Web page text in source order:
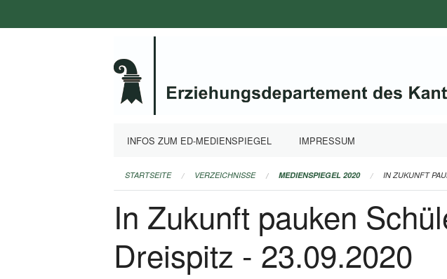
überspringen
INFOS ZUM ED-MEDIENSPIEGEL IMPRESSUM
STARTSEITE VERZEICHNISSE MEDIENSPIEGEL 2020 IN ZUKUNFT
In Zukunft pauken
Dreispitz - 23.09.2020